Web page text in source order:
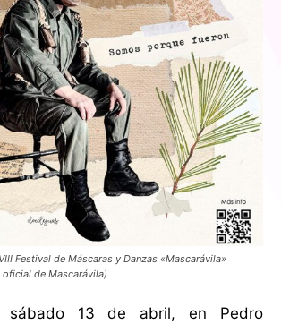
Festival de Máscaras y Danzas «Mascarávila»
de Mascarávila)
13 de abril, en Pedro